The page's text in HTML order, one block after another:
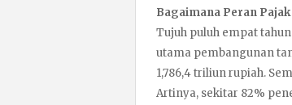
Bagaimana Peran Pajak
Tujuh puluh empat
utama pembangunan
1,786,4 triliun rupiah.
Artinya, sekitar 82%